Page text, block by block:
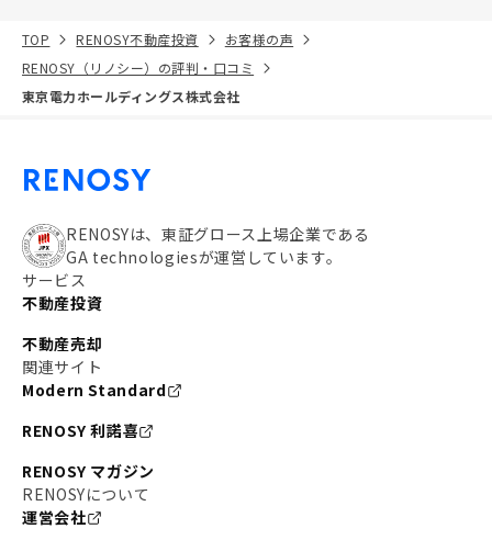
TOP RENOSY不動産投資
お客様の声
RENOSY（リノシー）の評判・口コミ
東京電力ホールディングス株式会社
RENOSYは、東証グロース上場企業である
GA technologiesが運営しています。
サービス
不動産投資
不動産売却
関連サイト
Modern Standard
RENOSY 利諾喜
RENOSY マガジン
RENOSYについて
運営会社